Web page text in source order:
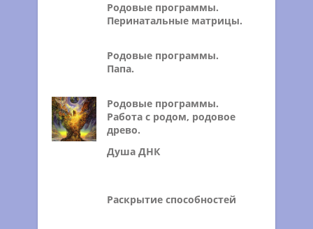
Родовые программы.
Перинатальные матрицы.
Родовые программы.
Папа.
Родовые программы.
Работа с родом, родовое
древо.
Душа ДНК
Раскрытие способностей